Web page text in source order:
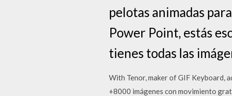
pelotas animadas
Power Point, estás
tienes todas las
With Tenor, maker of GIF Keyboard,
+8000 imágenes con movimiento